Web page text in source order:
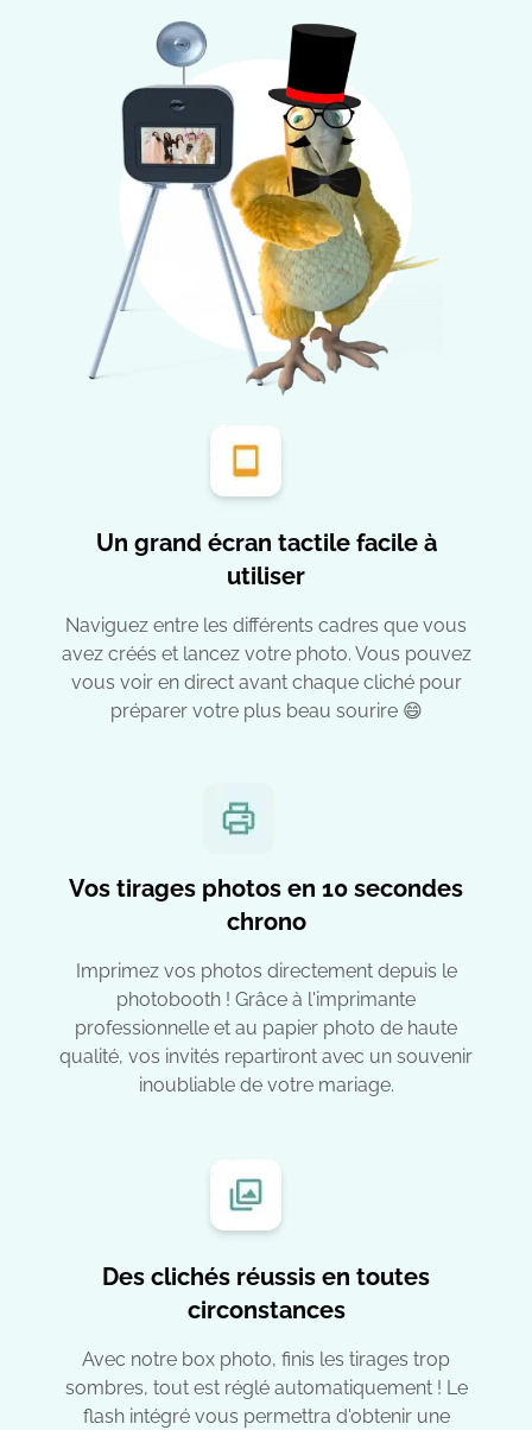
Un grand écran tactile facile à
utiliser
Naviguez entre les différents cadres que vous
avez créés et lancez votre photo. Vous pouvez
vous voir en direct avant chaque cliché pour
préparer votre plus beau sourire 😄
Vos tirages photos en 10 secondes
chrono
Imprimez vos photos directement depuis le
photobooth ! Grâce à l'imprimante
professionnelle et au papier photo de haute
qualité, vos invités repartiront avec un souvenir
inoubliable de votre mariage.
Des clichés réussis en toutes
circonstances
Avec notre box photo, finis les tirages trop
sombres, tout est réglé automatiquement ! Le
flash intégré vous permettra d'obtenir une